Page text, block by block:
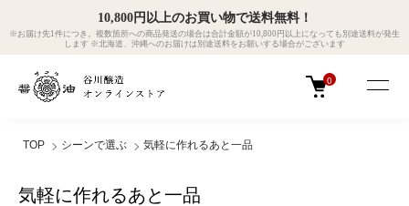
10,800円以上のお買い物で送料無料！
※お届け先1件につき。複数箇所への商品発送の場合は合計金額が10,800円以上になっても別途送料が発生
します ※北海道、沖縄へのお届けは別途送料をお願いする場合がございます
0
TOP シーンで選ぶ 気軽に作れるあと一品
気軽に作れるあと一品